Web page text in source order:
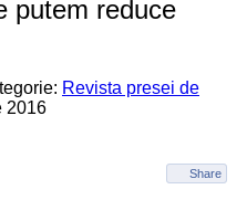
putem reduce
Revista presei de
2016
Share